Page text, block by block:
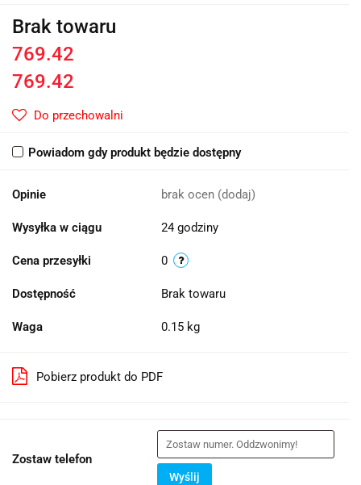
Brak towaru
769.42
769.42
Do przechowalni
Powiadom gdy produkt będzie dostępny
Opinie brak ocen (dodaj)
Wysyłka w ciągu 24 godziny
Cena przesyłki 0
Dostępność Brak towaru
Waga 0.15 kg
Pobierz produkt do PDF
Zostaw telefon
Wyślij